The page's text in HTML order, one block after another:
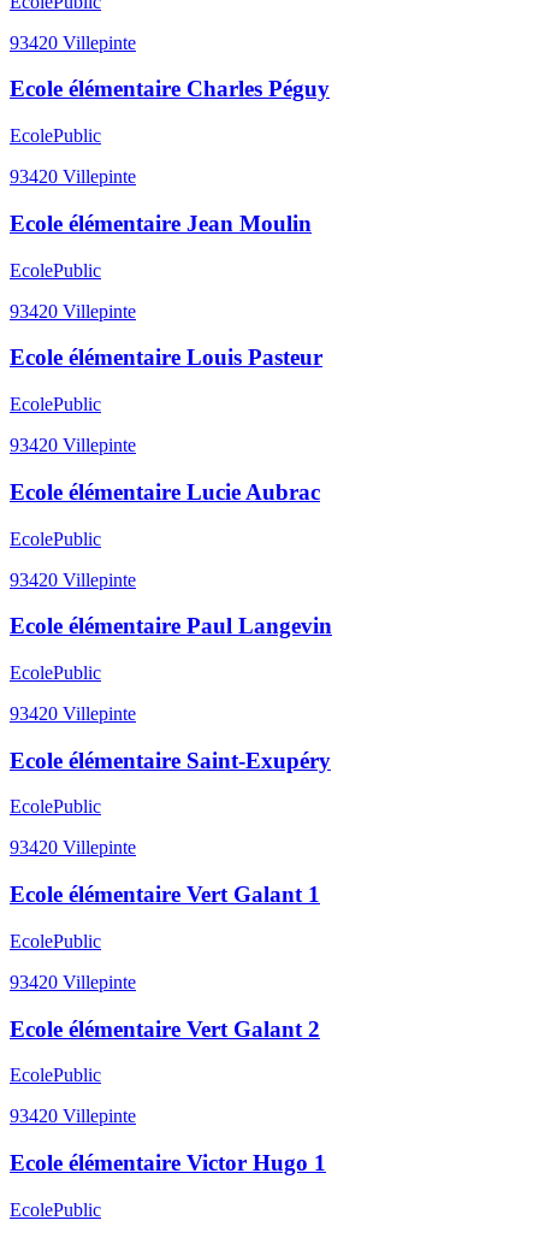
93420 Villepinte
Ecole élémentaire Charles Péguy
EcolePublic
93420 Villepinte
Ecole élémentaire Jean Moulin
EcolePublic
93420 Villepinte
Ecole élémentaire Louis Pasteur
EcolePublic
93420 Villepinte
Ecole élémentaire Lucie Aubrac
EcolePublic
93420 Villepinte
Ecole élémentaire Paul Langevin
EcolePublic
93420 Villepinte
Ecole élémentaire Saint-Exupéry
EcolePublic
93420 Villepinte
Ecole élémentaire Vert Galant 1
EcolePublic
93420 Villepinte
Ecole élémentaire Vert Galant 2
EcolePublic
93420 Villepinte
Ecole élémentaire Victor Hugo 1
EcolePublic